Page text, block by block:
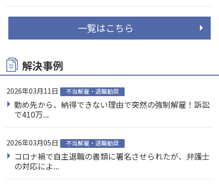
一覧はこちら
解決事例
2026年03月11日 不当解雇・退職勧奨
勤め先から、納得できない理由で突然の強制解雇！訴訟
で410万...
2026年03月05日 不当解雇・退職勧奨
コロナ禍で自主退職の書類に署名させられたが、弁護士
の対応によ...